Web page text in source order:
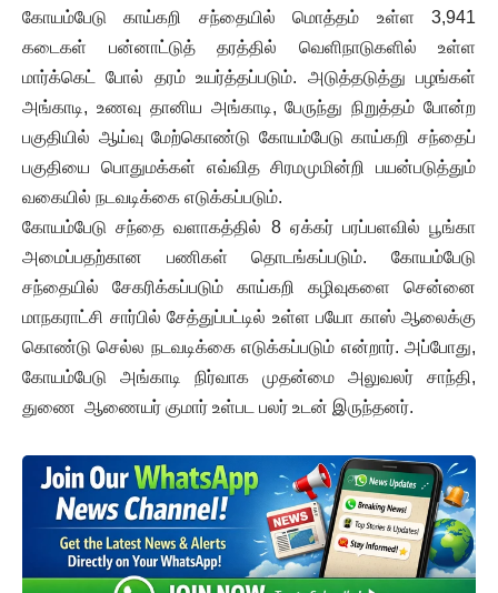
கோயம்பேடு காய்கறி சந்தையில் மொத்தம் உள்ள 3,941
கடைகள் பன்னாட்டுத் தரத்தில் வெளிநாடுகளில் உள்ள
மார்க்கெட் போல் தரம் உயர்த்தப்படும். அடுத்தடுத்து பழங்கள்
அங்காடி, உணவு தானிய அங்காடி, பேருந்து நிறுத்தம் போன்ற
பகுதியில் ஆய்வு மேற்கொண்டு கோயம்பேடு காய்கறி சந்தைப்
பகுதியை பொதுமக்கள் எவ்வித சிரமமுமின்றி பயன்படுத்தும்
வகையில் நடவடிக்கை எடுக்கப்படும்.
கோயம்பேடு சந்தை வளாகத்தில் 8 ஏக்கர் பரப்பளவில் பூங்கா
அமைப்பதற்கான பணிகள் தொடங்கப்படும். கோயம்பேடு
சந்தையில் சேகரிக்கப்படும் காய்கறி கழிவுகளை சென்னை
மாநகராட்சி சார்பில் சேத்துப்பட்டில் உள்ள பயோ காஸ் ஆலைக்கு
கொண்டு செல்ல நடவடிக்கை எடுக்கப்படும் என்றார். அப்போது,
கோயம்பேடு அங்காடி நிர்வாக முதன்மை அலுவலர் சாந்தி,
துணை ஆணையர் குமார் உள்பட பலர் உடன் இருந்தனர்.